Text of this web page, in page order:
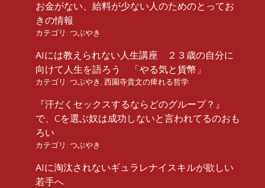
お金がない、給料が少ない人のためのとってお
きの情報
カテゴリ: つぶやき
AIには教えられない人生講座 ２３歳の自分に
向けて人生を語ろう 「やる気と貨幣」
カテゴリ: つぶやき 西園寺貴文の痺れる哲学
『汗だくセックスするならどのグループ？』
で、Cを選ぶ奴は成功しないと言われてるのおも
ろい
カテゴリ: つぶやき
AIに淘汰されないギュラレナイスキルが欲しい
若手へ